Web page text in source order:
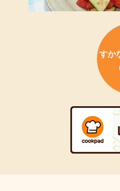
用者の方の申込開始につ
システム更改に伴うサ
かながわブランド「よこ
直売所期間限定割引（
すか